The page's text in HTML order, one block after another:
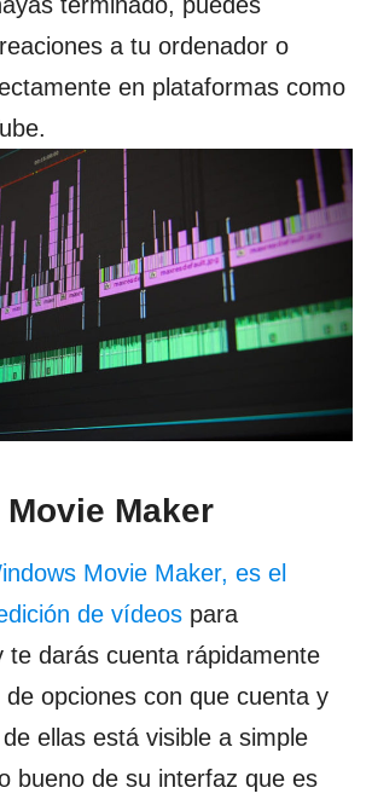
a tu ordenador o
en plataformas como
Maker
Movie Maker, es el
de vídeos para
te darás cuenta rápidamente
opciones con que cuenta y
ellas está visible a simple
bueno de su interfaz que es